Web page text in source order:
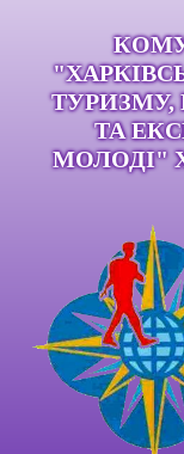
ТУРИЗМУ,
ТА
МОЛОДІ"